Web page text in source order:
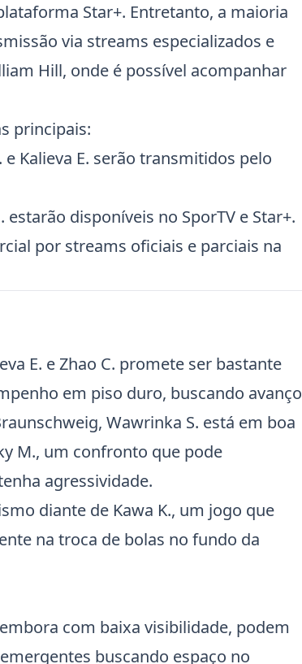
Star+. Entretanto, a maioria
via streams especializados e
Hill, onde é possível acompanhar
principais:
Kalieva E. serão transmitidos pelo
estarão disponíveis no SporTV e Star+.
por streams oficiais e parciais na
E. e Zhao C. promete ser bastante
em piso duro, buscando avanço
Wawrinka S. está em boa
M., um confronto que pode
agressividade.
diante de Kawa K., um jogo que
na troca de bolas no fundo da
com baixa visibilidade, podem
buscando espaço no